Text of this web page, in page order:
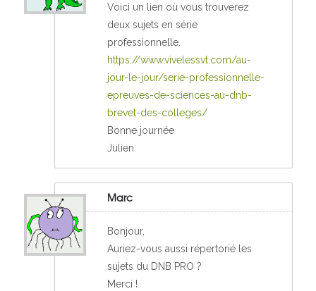
Voici un lien où vous trouverez
deux sujets en série
professionnelle.
https://www.vivelessvt.com/au-
jour-le-jour/serie-professionnelle-
epreuves-de-sciences-au-dnb-
brevet-des-colleges/
Bonne journée
Julien
Marc
Bonjour,
Auriez-vous aussi répertorié les
sujets du DNB PRO ?
Merci !